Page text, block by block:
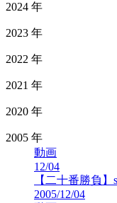
2024 年
2023 年
2022 年
2021 年
2020 年
2005 年
動画
12/04
【二十番勝負
2005/12/04